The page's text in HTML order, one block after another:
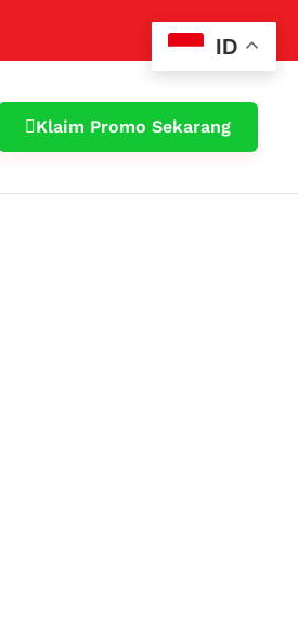
Klaim Promo Sekarang
ID